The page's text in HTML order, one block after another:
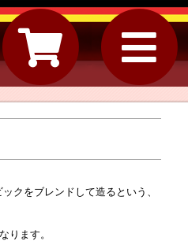
クをブレンドして造るという、
ります。